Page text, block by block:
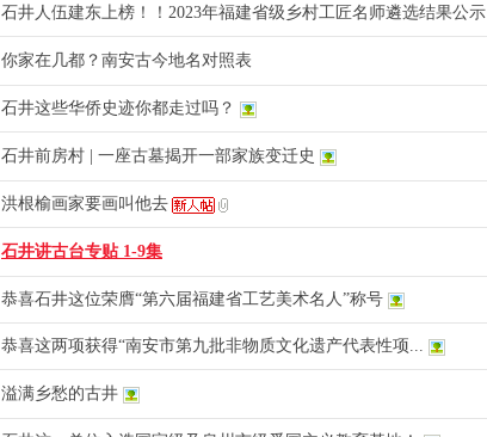
石井人伍建东上榜！！2023年福建省级乡村工匠名师遴选结果公示
你家在几都？南安古今地名对照表
石井这些华侨史迹你都走过吗？
石井前房村 | 一座古墓揭开一部家族变迁史
洪根榆画家要画叫他去
石井讲古台专贴 1-9集
恭喜石井这位荣膺“第六届福建省工艺美术名人”称号
恭喜这两项获得“南安市第九批非物质文化遗产代表性项...
溢满乡愁的古井